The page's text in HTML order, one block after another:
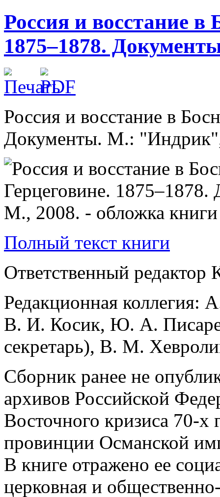
Россия и восстание в
1875–1878.
Россия и восстание в
Документы. М.:
Полный текст книги
Ответственный
Редакционная коллегия:
В. И. Косик, Ю. А.
секретарь), В. М.
Сборник ранее не
архивов Российской
Восточного кризиса 70-х
провинции Османской
В книге отражено ее
церковная и